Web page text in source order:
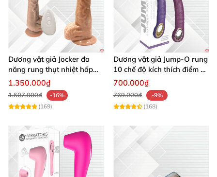
Dương vật giả Jocker đa
năng rung thụt nhiệt hấp
dẫn, đế dính tường
1.350.000₫
1.607.000₫
-16%
(169)
Dương vật giả Jump-O rung
10 chế độ kích thích điểm G
an toàn
700.000₫
769.000₫
-9%
(168)